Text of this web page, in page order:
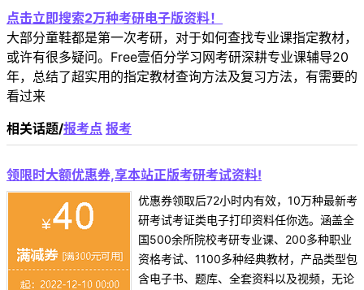
点击立即搜索2万种考研电子版资料！
大部分童鞋都是第一次考研，对于如何查找专业课指定教材，
或许有很多疑问。Free壹佰分学习网考研深耕专业课辅导20
年，总结了超实用的指定教材查询方法及复习方法，有需要的
看过来
相关话题/报考点 报考
领限时大额优惠券,享本站正版考研考试资料!
优惠券领取后72小时内有效，10万种最新考
研考试考证类电子打印资料任你选。涵盖全
国500余所院校考研专业课、200多种职业
资格考试、1100多种经典教材，产品类型包
含电子书、题库、全套资料以及视频，无论